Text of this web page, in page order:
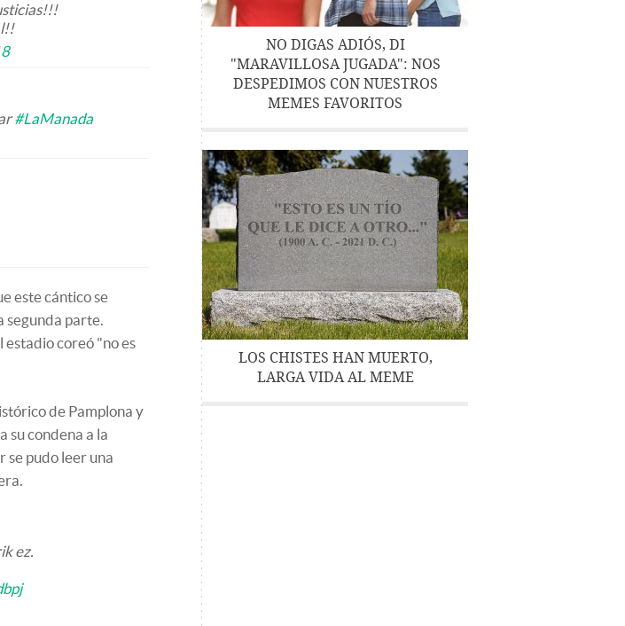
#LaManada
este cántico se
segunda parte.
coreó "no es
de Pamplona y
su condena a la
se pudo leer una
ez.
NO DIGAS ADIÓS, DI
"MARAVILLOSA JUGADA": NOS
DESPEDIMOS CON NUESTROS
MEMES FAVORITOS
LOS CHISTES HAN MUERTO,
LARGA VIDA AL MEME